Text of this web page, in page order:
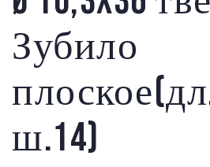
Зубило
ш.14)